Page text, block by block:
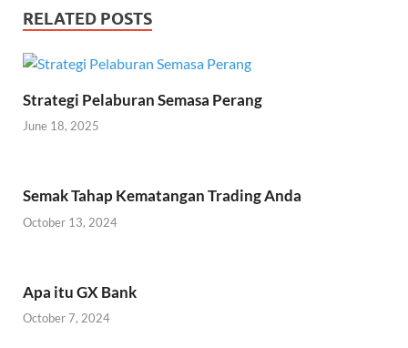
RELATED POSTS
Strategi Pelaburan Semasa Perang
June 18, 2025
Semak Tahap Kematangan Trading Anda
October 13, 2024
Apa itu GX Bank
October 7, 2024